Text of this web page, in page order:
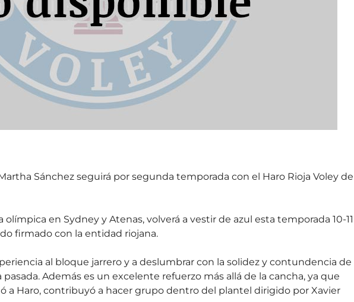
Sánchez seguirá por segunda temporada con el Haro Rioja Voley de
en Sydney y Atenas, volverá a vestir de azul esta temporada 10-11
firmado con la entidad riojana.
al bloque jarrero y a deslumbrar con la solidez y contundencia de
Además es un excelente refuerzo más allá de la cancha, ya que
a Haro, contribuyó a hacer grupo dentro del plantel dirigido por Xavier